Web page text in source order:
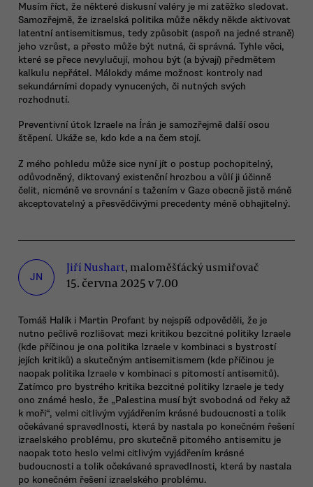
Musím říct, že některé diskusní valéry je mi zatěžko sledovat.
Samozřejmě, že izraelská politika může někdy někde aktivovat
latentní antisemitismus, tedy způsobit (aspoň na jedné straně)
jeho vzrůst, a přesto může být nutná, či správná. Tyhle věci,
které se přece nevylučují, mohou být (a bývají) předmětem
kalkulu nepřátel. Málokdy máme možnost kontroly nad
sekundárními dopady vynucených, či nutných svých
rozhodnutí.
Preventivní útok Izraele na Írán je samozřejmě další osou
štěpení. Ukáže se, kdo kde a na čem stojí.
Z mého pohledu může sice nyní jít o postup pochopitelný,
odůvodněný, diktovaný existenční hrozbou a vůlí ji účinně
čelit, nicméně ve srovnání s tažením v Gaze obecně jistě méně
akceptovatelný a přesvědčivými precedenty méně obhajitelný.
JN
Jiří Nushart, maloměšťácký usmiřovač
15. června 2025 v 7.00
Tomáš Halík i Martin Profant by nejspíš odpověděli, že je
nutno pečlivě rozlišovat mezi kritikou bezcitné politiky Izraele
(kde příčinou je ona politika Izraele v kombinaci s bystrostí
jejích kritiků) a skutečným antisemitismem (kde příčinou je
naopak politika Izraele v kombinaci s pitomostí antisemitů).
Zatímco pro bystrého kritika bezcitné politiky Izraele je tedy
ono známé heslo, že „Palestina musí být svobodná od řeky až
k moři“, velmi citlivým vyjádřením krásné budoucnosti a tolik
očekávané spravedlnosti, která by nastala po konečném řešení
izraelského problému, pro skutečně pitomého antisemitu je
naopak toto heslo velmi citlivým vyjádřením krásné
budoucnosti a tolik očekávané spravedlnosti, která by nastala
po konečném řešení izraelského problému.